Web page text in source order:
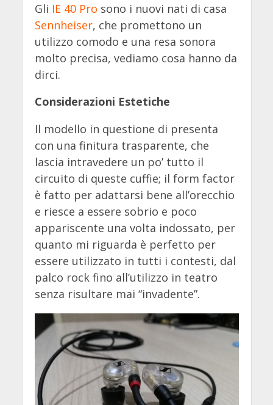
Gli IE 40 Pro sono i nuovi nati di casa
Sennheiser, che promettono un
utilizzo comodo e una resa sonora
molto precisa, vediamo cosa hanno da
dirci.
Considerazioni Estetiche
Il modello in questione di presenta
con una finitura trasparente, che
lascia intravedere un po’ tutto il
circuito di queste cuffie; il form factor
è fatto per adattarsi bene all’orecchio
e riesce a essere sobrio e poco
appariscente una volta indossato, per
quanto mi riguarda è perfetto per
essere utilizzato in tutti i contesti, dal
palco rock fino all’utilizzo in teatro
senza risultare mai “invadente”.